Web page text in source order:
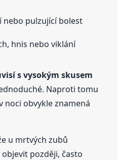
nebo pulzující bolest
hnis nebo viklání
s vysokým skusem
Naproti tomu
noci obvykle znamená
u mrtvých zubů
později, často